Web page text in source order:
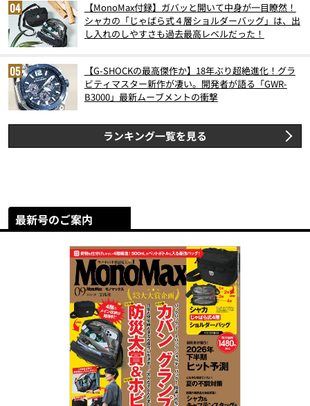
【MonoMax付録】ガバッと開いて中身が一目瞭然！
シャカの「じゃばら式４層ショルダーバッグ」は、出
し入れのしやすさも過去最高レベルだった！
【G-SHOCKの最高傑作か】18年ぶり超絶進化！グラ
ビティマスター新作が凄い。開発者が語る「GWR-
B3000」最新ムーブメントの衝撃
ランキング一覧を見る
最新号のご案内